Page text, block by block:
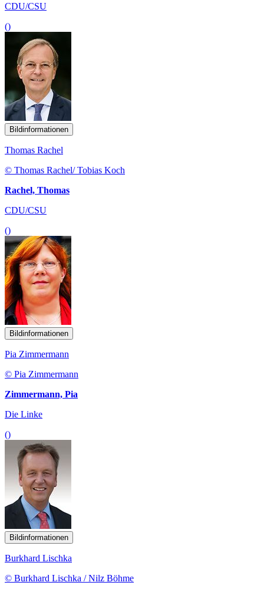
CDU/CSU
()
Bildinformationen
Thomas Rachel
© Thomas Rachel/ Tobias Koch
Rachel, Thomas
CDU/CSU
()
Bildinformationen
Pia Zimmermann
© Pia Zimmermann
Zimmermann, Pia
Die Linke
()
Bildinformationen
Burkhard Lischka
© Burkhard Lischka / Nilz Böhme